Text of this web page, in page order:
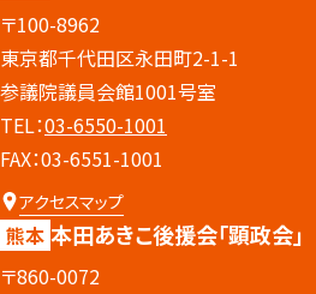
〒100-8962
東京都千代田区永田町2-1-1
参議院議員会館1001号室
TEL：03-6550-1001
FAX：03-6551-1001
アクセスマップ
熊本 本田あきこ後援会「顕政会」
〒860-0072